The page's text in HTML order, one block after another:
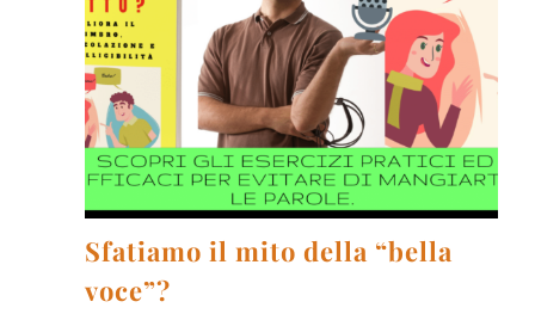
Sfatiamo il mito della “bella
voce”?